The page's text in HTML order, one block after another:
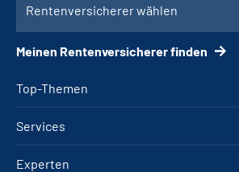
Top-Themen
Services
Experten
Rentenversicherer wählen
Meinen Rentenversicherer finden